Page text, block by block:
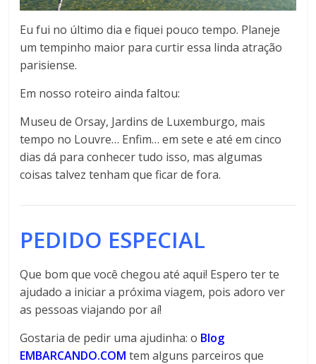
Eu fui no último dia e fiquei pouco tempo. Planeje
um tempinho maior para curtir essa linda atração
parisiense.
Em nosso roteiro ainda faltou:
Museu de Orsay, Jardins de Luxemburgo, mais
tempo no Louvre… Enfim… em sete e até em cinco
dias dá para conhecer tudo isso, mas algumas
coisas talvez tenham que ficar de fora.
PEDIDO ESPECIAL
Que bom que você chegou até aqui! Espero ter te
ajudado a iniciar a próxima viagem, pois adoro ver
as pessoas viajando por aí!
Gostaria de pedir uma ajudinha: o Blog
EMBARCANDO.COM tem alguns parceiros que